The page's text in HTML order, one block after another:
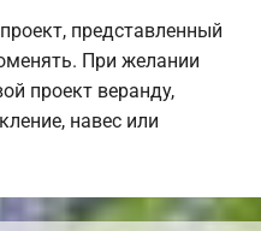
представленный
При желании
проект веранду,
навес или